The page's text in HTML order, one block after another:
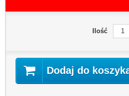
Ilość
Dodaj do